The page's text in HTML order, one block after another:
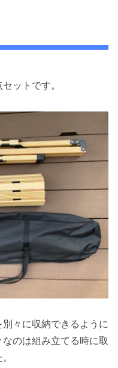
ットです。
々に収納できるように
のは組み立てる時に取